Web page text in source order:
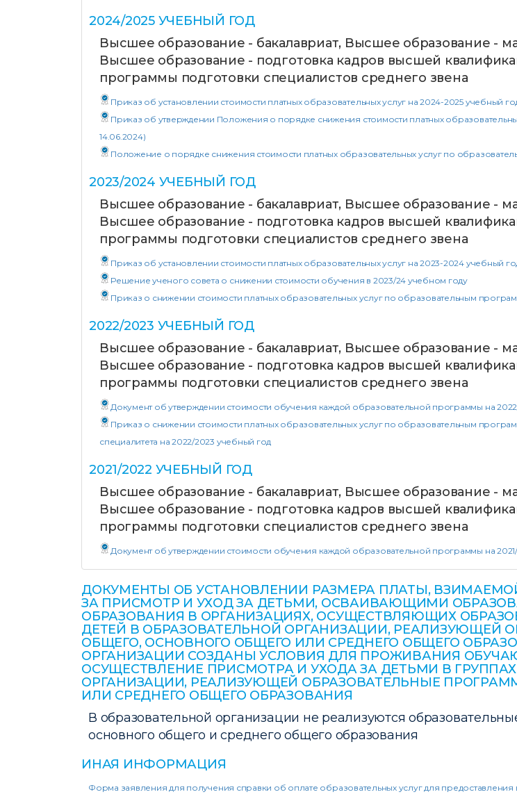
2024/2025 УЧЕБНЫЙ ГОД
Высшее образование - бакалавриат, Высшее образование -
Высшее образование - подготовка кадров высшей
программы подготовки специалистов среднего звена
Приказ об установлении стоимости платных образовательных услуг на 2024-2025 учебный год
Приказ об утверждении Положения о порядке снижения стоимости платных
14.06.2024)
Положение о порядке снижения стоимости платных образовательных услуг по
2023/2024 УЧЕБНЫЙ ГОД
Высшее образование - бакалавриат, Высшее образование -
Высшее образование - подготовка кадров высшей
программы подготовки специалистов среднего звена
Приказ об установлении стоимости платных образовательных услуг на 2023-2024 учебный
Решение ученого совета о снижении стоимости обучения в 2023/24 учебном году
Приказ о снижении стоимости платных образовательных услуг по образовательным
2022/2023 УЧЕБНЫЙ ГОД
Высшее образование - бакалавриат, Высшее образование -
Высшее образование - подготовка кадров высшей
программы подготовки специалистов среднего звена
Документ об утверждении стоимости обучения каждой образовательной программы на
Приказ о снижении стоимости платных образовательных услуг по образовательным
специалитета на 2022/2023 учебный год
2021/2022 УЧЕБНЫЙ ГОД
Высшее образование - бакалавриат, Высшее образование -
Высшее образование - подготовка кадров высшей
программы подготовки специалистов среднего звена
Документ об утверждении стоимости обучения каждой образовательной программы на
ДОКУМЕНТЫ ОБ УСТАНОВЛЕНИИ РАЗМЕРА ПЛАТЫ,
ЗА ПРИСМОТР И УХОД ЗА ДЕТЬМИ, ОСВАИВАЮЩИМИ
ОБРАЗОВАНИЯ В ОРГАНИЗАЦИЯХ, ОСУЩЕСТВЛЯЮЩИХ
ДЕТЕЙ В ОБРАЗОВАТЕЛЬНОЙ ОРГАНИЗАЦИИ, РЕАЛИЗУЮЩЕЙ
ОБЩЕГО, ОСНОВНОГО ОБЩЕГО ИЛИ СРЕДНЕГО ОБЩЕГО
ОРГАНИЗАЦИИ СОЗДАНЫ УСЛОВИЯ ДЛЯ ПРОЖИВАНИЯ
ОСУЩЕСТВЛЕНИЕ ПРИСМОТРА И УХОДА ЗА ДЕТЬМИ В
ОРГАНИЗАЦИИ, РЕАЛИЗУЮЩЕЙ ОБРАЗОВАТЕЛЬНЫЕ
ИЛИ СРЕДНЕГО ОБЩЕГО ОБРАЗОВАНИЯ
В образовательной организации не реализуются
основного общего и среднего общего образования
ИНАЯ ИНФОРМАЦИЯ
Форма заявления для получения справки об оплате образовательных услуг для предоставления